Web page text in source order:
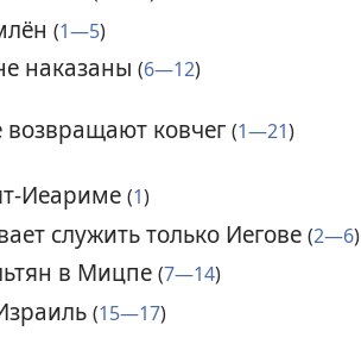
(1—5)
наказаны(6—12)
ковчег (1—21)
Иеариме (1)
служить только Иегове (2—6)
в Мицпе (7—14)
(15—17)